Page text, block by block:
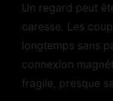
Un regard peut
caresse. Les
longtemps sans
connexion
fragile, presque